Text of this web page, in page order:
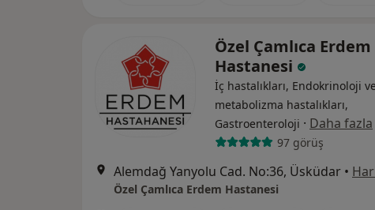
Özel Çamlıca Erdem
Hastanesi
İç hastalıkları, Endokrinoloji ve
metabolizma hastalıkları,
Gastroenteroloji · Daha fazla
97 görüş
Alemdağ Yanyolu Cad. No:36, Üsküdar •
Özel Çamlıca Erdem Hastanesi